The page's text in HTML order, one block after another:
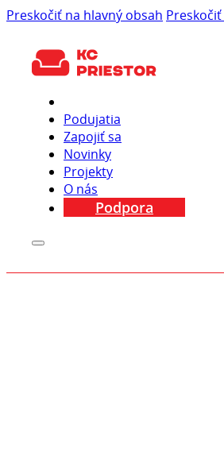
Preskočiť na hlavný obsah
Podujatia
Zapojiť sa
Novinky
Projekty
O nás
Podpora